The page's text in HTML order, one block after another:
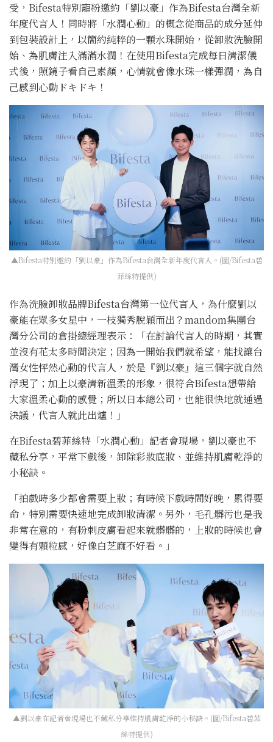
受，Bifesta特別寵粉邀約「劉以豪」作為Bifesta台灣全新
年度代言人！同時將「水潤心動」的概念從商品的成分延伸
到包裝設計上，以簡約純粹的一顆水珠開始，從卸妝洗臉開
始、為肌膚注入滿滿水潤！在使用Bifesta完成每日清潔儀
式後，照鏡子看自己素顏，心情就會像水珠一樣彈潤，為自
己感到心動ドキドキ！
▲Bifesta特別邀約「劉以豪」作為Bifesta台灣全新年度代言人。(圖/Bifesta碧
菲絲特提供)
作為洗臉卸妝品牌Bifesta台灣第一位代言人，為什麼劉以
豪能在眾多女星中，一枝獨秀脫穎而出？mandom集團台
灣分公司的倉掛總經理表示：「在討論代言人的時期，其實
並沒有花太多時間決定；因為一開始我們就希望，能找讓台
灣女性怦然心動的代言人，於是『劉以豪』這三個字就自然
浮現了；加上以豪清新溫柔的形象，很符合Bifesta想帶給
大家溫柔心動的感覺；所以日本總公司，也能很快地就通過
決議，代言人就此出爐！」
在Bifesta碧菲絲特「水潤心動」記者會現場，劉以豪也不
藏私分享，平常下戲後，卸除彩妝底妝、並維持肌膚乾淨的
小秘訣。
「拍戲時多少都會需要上妝；有時候下戲時間好晚，累得要
命，特別需要快速地完成卸妝清潔。另外，毛孔髒污也是我
非常在意的，有粉刺皮膚看起來就髒髒的，上妝的時候也會
變得有顆粒感，好像白芝麻不好看。」
▲劉以豪在記者會現場也不藏私分享維持肌膚乾淨的小秘訣。(圖/Bifesta碧菲
絲特提供)